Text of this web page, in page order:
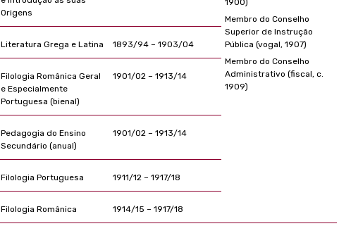
1900)
Membro do Conselho
Superior de Instrução
Pública (vogal, 1907)
Membro do Conselho
Administrativo (fiscal, c.
1909)
Origens
Literatura Grega e Latina 1893/94 – 1903/04
Filologia Românica Geral
e Especialmente
Portuguesa (bienal)
1901/02 – 1913/14
Pedagogia do Ensino
Secundário (anual)
1901/02 – 1913/14
Filologia Portuguesa 1911/12 – 1917/18
Filologia Românica 1914/15 – 1917/18